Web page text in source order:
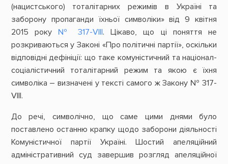
(нацистського) тоталітарних режимів в Україні та
заборону пропаганди їхньої символіки» від 9 квітня
2015 року№ 317-VIII. Цікаво, що ці поняття не
розкриваються у Законі «Про політичні партії», оскільки
відповідні дефініції: що таке комуністичний та націонал-
соціалістичний тоталітарний режим та якою є їхня
символіка – визначені у тексті самого ж Закону № 317-
VIII.
До речі, символічно, що саме цими днями було
поставлено останню крапку щодо заборони діяльності
Комуністичної партії Україні. Шостий апеляційний
адміністративний суд завершив розгляд апеляційної